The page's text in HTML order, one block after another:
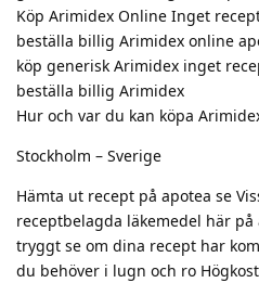
Köp Arimidex Online Inget
beställa billig Arimidex online
köp generisk Arimidex inget
beställa billig Arimidex
Hur och var du kan köpa
Stockholm – Sverige
Hämta ut recept på apotea se
receptbelagda läkemedel här på
tryggt se om dina recept har
du behöver i lugn och ro